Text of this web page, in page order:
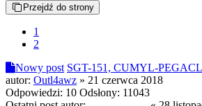
Przejdź do strony
1
2
Nowy post SGT-151, CUMYL-
autor: Outl4awz » 21 czerwca 2018
Odpowiedzi: 10 Odsłony: 11043